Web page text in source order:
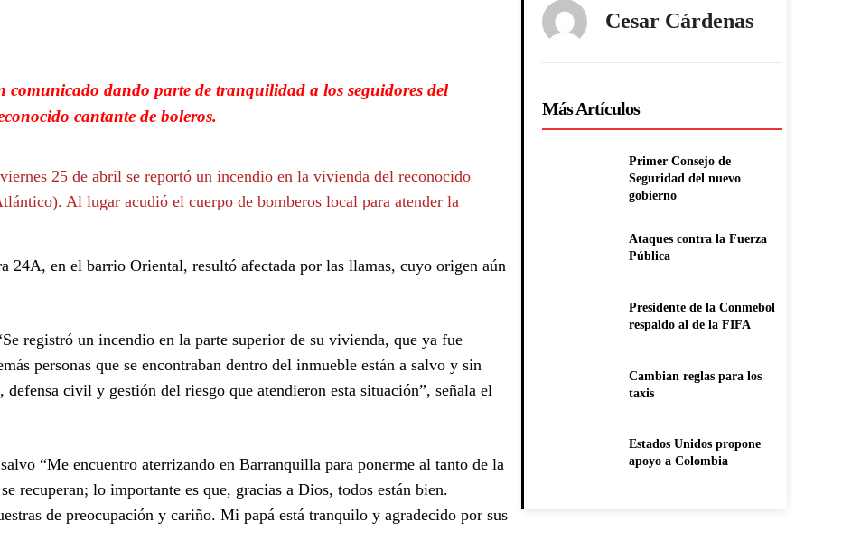
comunicado dando parte de tranquilidad a los seguidores del
cantante de boleros.
25 de abril se reportó un incendio en la vivienda del reconocido
Al lugar acudió el cuerpo de bomberos local para atender la
24A, en el barrio Oriental, resultó afectada por las llamas, cuyo origen aún
registró un incendio en la parte superior de su vivienda, que ya fue
personas que se encontraban dentro del inmueble están a salvo y sin
civil y gestión del riesgo que atendieron esta situación”, señala el
“Me encuentro aterrizando en Barranquilla para ponerme al tanto de la
recuperan; lo importante es que, gracias a Dios, todos están bien.
de preocupación y cariño. Mi papá está tranquilo y agradecido por sus
Cesar Cárdenas
Más Artículos
Primer Consejo de
Seguridad del nuevo
gobierno
Ataques contra la Fuerza
Pública
Presidente de la Conmebol
respaldo al de la FIFA
Cambian reglas para los
taxis
Estados Unidos propone
apoyo a Colombia